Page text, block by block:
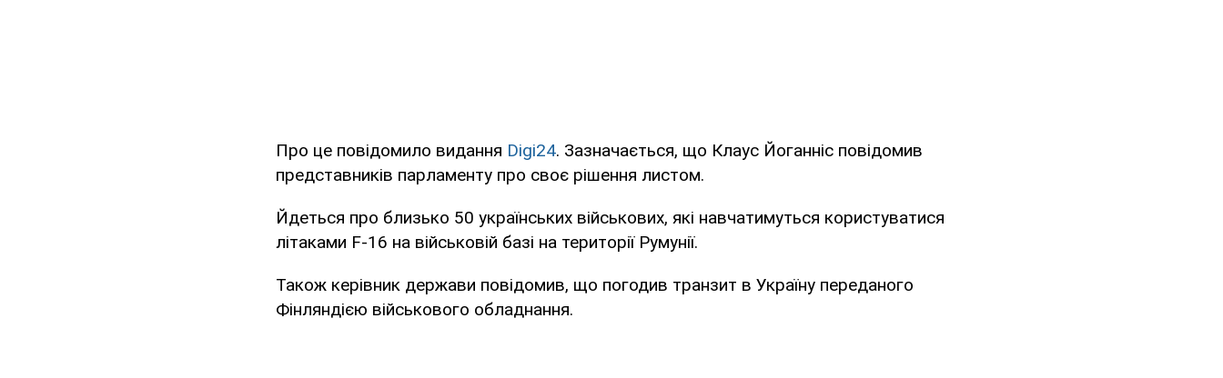
Про це повідомило видання Digi24. Зазначається, що Клаус Йоганніс повідомив
представників парламенту про своє рішення листом.
Йдеться про близько 50 українських військових, які навчатимуться користуватися
літаками F-16 на військовій базі на території Румунії.
Також керівник держави повідомив, що погодив транзит в Україну переданого
Фінляндією військового обладнання.